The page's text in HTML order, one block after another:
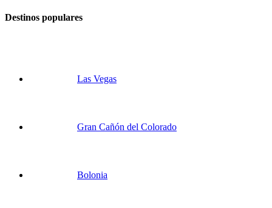
Destinos populares
Las Vegas
Gran Cañón del Colorado
Bolonia